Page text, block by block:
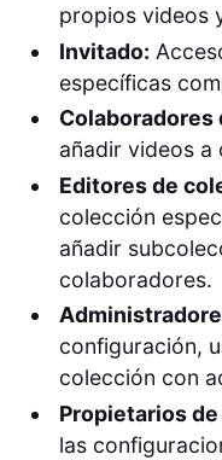
propios videos
Invitado:
específicas
Colaboradores
añadir videos a
Editores de
colección
añadir
colaboradores.
configuración,
colección con
Propietarios de
las